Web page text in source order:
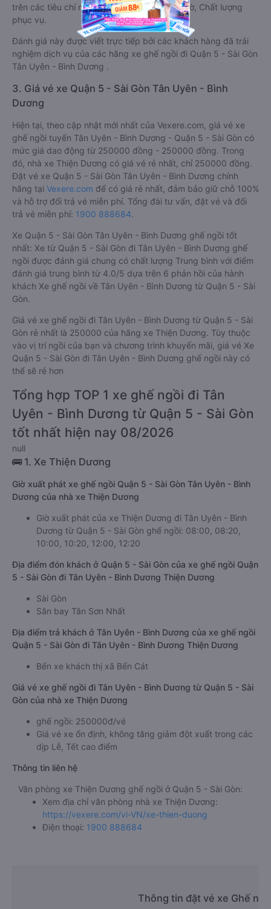
trên các tiêu chí như: Chất lượng xe, Đúng giờ, Chất lượng
phục vụ.
Đánh giá này được viết trực tiếp bởi các khách hàng đã trải
nghiệm dịch vụ của các hãng xe ghế ngồi đi Quận 5 - Sài Gòn
Tân Uyên - Bình Dương .
3. Giá vé xe Quận 5 - Sài Gòn Tân Uyên - Bình
Dương
Hiện tại, theo cập nhật mới nhất của Vexere.com, giá vé xe
ghế ngồi tuyến Tân Uyên - Bình Dương - Quận 5 - Sài Gòn có
mức giá dao động từ 250000 đồng - 250000 đồng. Trong
đó, nhà xe Thiện Dương có giá vé rẻ nhất, chỉ 250000 đồng.
Đặt vé xe Quận 5 - Sài Gòn Tân Uyên - Bình Dương chính
hãng tại Vexere.com để có giá rẻ nhất, đảm bảo giữ chỗ 100%
và hỗ trợ đổi trả vé miễn phí. Tổng đài tư vấn, đặt vé và đổi
trả vé miễn phí: 1900 888684.
Xe Quận 5 - Sài Gòn Tân Uyên - Bình Dương ghế ngồi tốt
nhất: Xe từ Quận 5 - Sài Gòn đi Tân Uyên - Bình Dương ghế
ngồi được đánh giá chung có chất lượng Trung bình với điểm
đánh giá trung bình từ 4.0/5 dựa trên 6 phản hồi của hành
khách Xe ghế ngồi về Tân Uyên - Bình Dương từ Quận 5 - Sài
Gòn.
Giá vé xe ghế ngồi đi Tân Uyên - Bình Dương từ Quận 5 - Sài
Gòn rẻ nhất là 250000 của hãng xe Thiện Dương. Tùy thuộc
vào vị trí ngồi của bạn và chương trình khuyến mãi, giá vé Xe
Quận 5 - Sài Gòn đi Tân Uyên - Bình Dương ghế ngồi này có
thể sẽ rẻ hơn
Tổng hợp TOP 1 xe ghế ngồi đi Tân
Uyên - Bình Dương từ Quận 5 - Sài Gòn
tốt nhất hiện nay 08/2026
null
🚌 1. Xe Thiện Dương
Giờ xuất phát xe ghế ngồi Quận 5 - Sài Gòn Tân Uyên - Bình
Dương của nhà xe Thiện Dương
Giờ xuất phát của xe Thiện Dương đi Tân Uyên - Bình
Dương từ Quận 5 - Sài Gòn ghế ngồi: 08:00, 08:20,
10:00, 10:20, 12:00, 12:20
Địa điểm đón khách ở Quận 5 - Sài Gòn của xe ghế ngồi Quận
5 - Sài Gòn đi Tân Uyên - Bình Dương Thiện Dương
Sài Gòn
Sân bay Tân Sơn Nhất
Địa điểm trả khách ở Tân Uyên - Bình Dương của xe ghế ngồi
Quận 5 - Sài Gòn đi Tân Uyên - Bình Dương Thiện Dương
Bến xe khách thị xã Bến Cát
Giá vé xe ghế ngồi đi Tân Uyên - Bình Dương từ Quận 5 - Sài
Gòn của nhà xe Thiện Dương
ghế ngồi: 250000đ/vé
Giá vé xe ổn định, không tăng giảm đột xuất trong các
dịp Lễ, Tết cao điểm
Thông tin liên hệ
Văn phòng xe Thiện Dương ghế ngồi ở Quận 5 - Sài Gòn:
Xem địa chỉ văn phòng nhà xe Thiện Dương:
https://vexere.com/vi-VN/xe-thien-duong
Điện thoại: 1900 888684
Thông tin đặt vé xe Ghế